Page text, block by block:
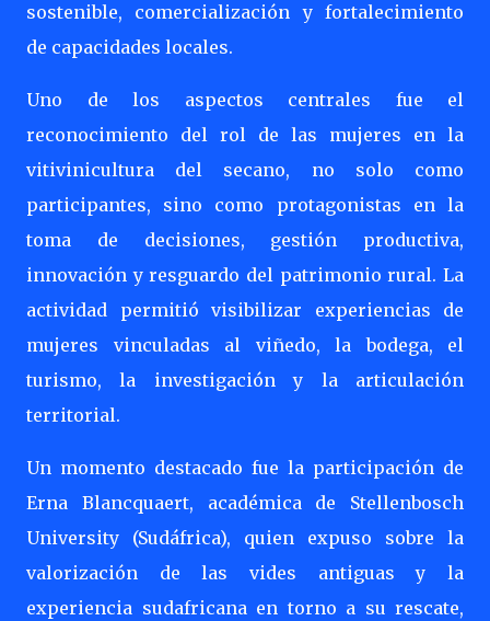
sostenible, comercialización y fortalecimiento
de capacidades locales.
Uno de los aspectos centrales fue el
reconocimiento del rol de las mujeres en la
vitivinicultura del secano, no solo como
participantes, sino como protagonistas en la
toma de decisiones, gestión productiva,
innovación y resguardo del patrimonio rural. La
actividad permitió visibilizar experiencias de
mujeres vinculadas al viñedo, la bodega, el
turismo, la investigación y la articulación
territorial.
Un momento destacado fue la participación de
Erna Blancquaert, académica de Stellenbosch
University (Sudáfrica), quien expuso sobre la
valorización de las vides antiguas y la
experiencia sudafricana en torno a su rescate,